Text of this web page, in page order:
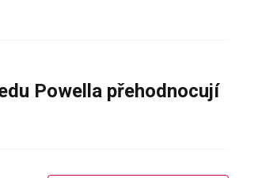
Powella přehodnocují